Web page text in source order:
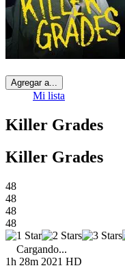
Agregar a...
Mi lista
Killer Grades
Killer Grades
48
48
48
48
Cargando...
1h 28m 2021 HD